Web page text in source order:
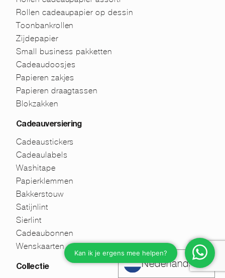
Rollen cadeaupapier op dessin
Toonbankrollen
Zijdepapier
Small business pakketten
Cadeaudoosjes
Papieren zakjes
Papieren draagtassen
Blokzakken
Cadeauversiering
Cadeaustickers
Cadeaulabels
Washitape
Papierklemmen
Bakkerstouw
Satijnlint
Sierlint
Cadeaubonnen
Wenskaarten
Collectie Nederlands